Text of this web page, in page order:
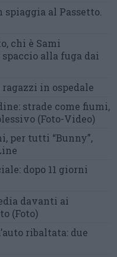
spiaggia al Passetto.
chi è Sami
alla fuga dai
ragazzi in ospedale
strade come fiumi,
(Foto-Video)
per tutti “Bunny”,
dopo 11 giorni
davanti ai
(Foto)
ribaltata: due